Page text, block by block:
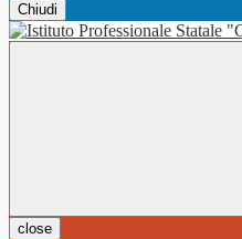
Chiudi
close